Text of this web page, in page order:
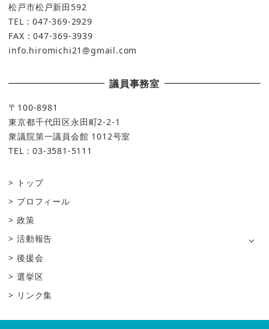
松戸市松戸新田592
TEL : 047-369-2929
FAX : 047-369-3939
info.hiromichi21@gmail.com
議員事務室
〒100-8981
東京都千代田区永田町2-2-1
衆議院第一議員会館 1012号室
TEL : 03-3581-5111
トップ
プロフィール
政策
活動報告
後援会
選挙区
リンク集